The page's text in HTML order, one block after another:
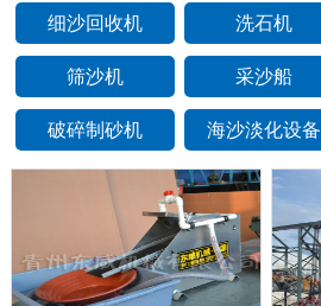
细沙回收机 洗石机
筛沙机 采沙船
破碎制砂机 海沙淡化设备